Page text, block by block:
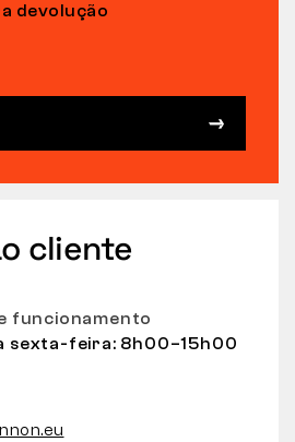
devolução
cliente
funcionamento
sexta-feira: 8h00–15h00